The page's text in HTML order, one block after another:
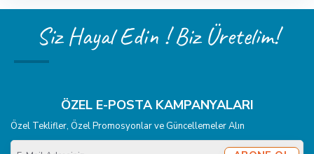
Siz Hayal Edin ! Biz Üretelim!
ÖZEL E-POSTA KAMPANYALARI
Özel Teklifler, Özel Promosyonlar ve Güncellemeler Alın
E-